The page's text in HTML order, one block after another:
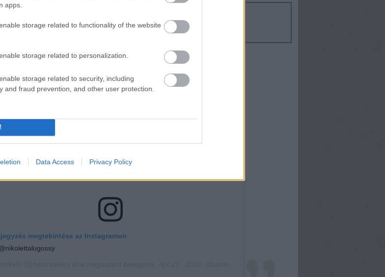
apps.
storage related to functionality of the website
storage related to personalization.
storage related to security, including
and fraud prevention, and other user protection.
Data Access Privacy Policy
Kövesd a Határátkelőt az Instagrammon is!
megtekintése az Instagramon